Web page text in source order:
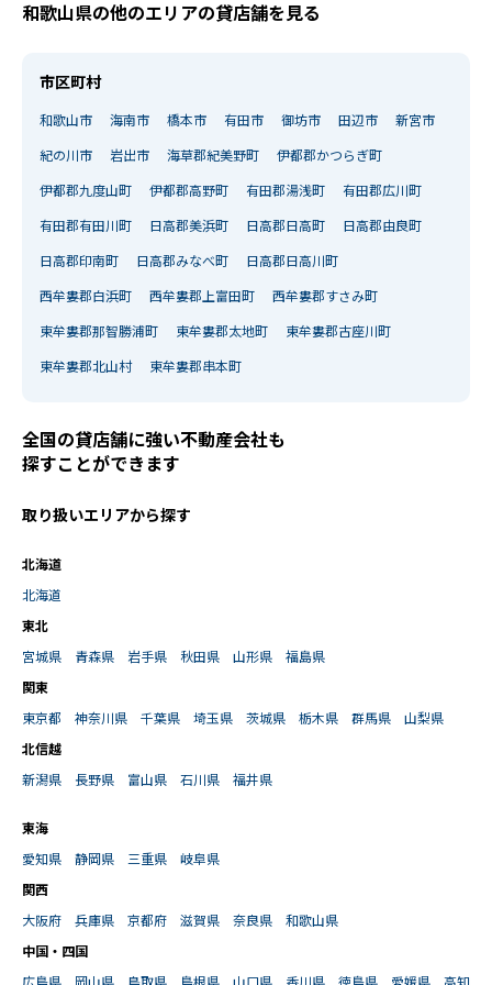
和歌山県の他のエリアの貸店舗を見る
市区町村
和歌山市 海南市 橋本市 有田市 御坊市 田辺市 新宮市
紀の川市 岩出市 海草郡紀美野町 伊都郡かつらぎ町
伊都郡九度山町 伊都郡高野町 有田郡湯浅町 有田郡広川町
有田郡有田川町 日高郡美浜町 日高郡日高町 日高郡由良町
日高郡印南町 日高郡みなべ町 日高郡日高川町
西牟婁郡白浜町 西牟婁郡上富田町 西牟婁郡すさみ町
東牟婁郡那智勝浦町 東牟婁郡太地町 東牟婁郡古座川町
東牟婁郡北山村 東牟婁郡串本町
全国の貸店舗に強い不動産会社も
探すことができます
取り扱いエリアから探す
北海道
北海道
東北
宮城県
青森県 岩手県 秋田県 山形県
福島県
関東
東京都
神奈川県 千葉県 埼玉県 茨城県 栃木県 群馬県
山梨県
北信越
新潟県
長野県 富山県 石川県 福井県
東海
愛知県
静岡県 三重県
岐阜県
関西
大阪府
兵庫県 京都府 滋賀県 奈良県
和歌山県
中国・四国